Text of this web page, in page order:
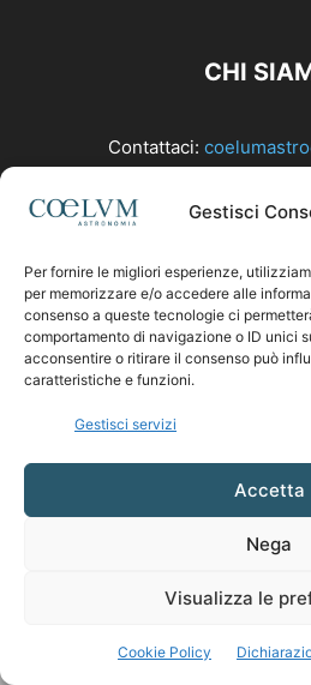
Gestisci
Per fornire le migliori esperienze,
per memorizzare e/o accedere alle
consenso a queste tecnologie ci
comportamento di navigazione o ID unici
acconsentire o ritirare il consenso può
caratteristiche e funzioni.
Gestisci servizi
Accetta
Nega
Visualizza le
Cookie Policy
CHI
Contattaci: